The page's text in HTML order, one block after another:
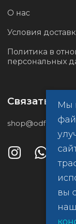
О нас
Условия
Политика в
персональных
Связаться с
shop@odf.global
Мы
вы